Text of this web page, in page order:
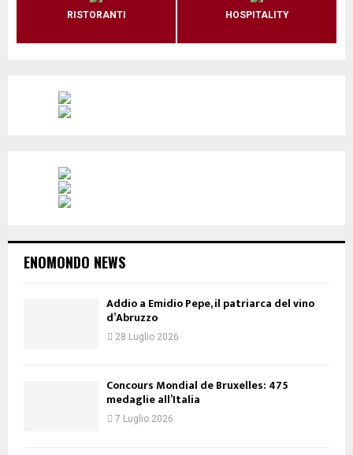
RISTORANTI HOSPITALITY
ENOMONDO NEWS
Addio a Emidio Pepe, il patriarca del vino
d’Abruzzo
28 Luglio 2026
Concours Mondial de Bruxelles: 475
medaglie all’Italia
7 Luglio 2026